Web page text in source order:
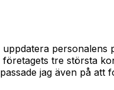
uppdatera personalens
företagets tre största
jag även på